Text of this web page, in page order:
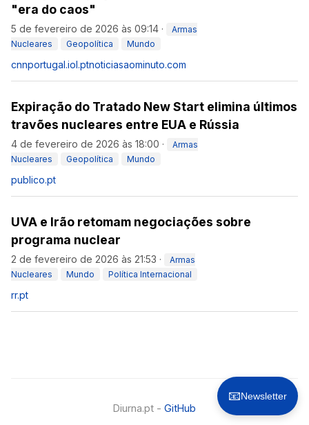
"era do caos"
5 de fevereiro de 2026 às 09:14 ·
Armas
Nucleares
Geopolítica Mundo
cnnportugal.iol.ptnoticiasaominuto.com
Expiração do Tratado New Start elimina últimos
travões nucleares entre EUA e Rússia
4 de fevereiro de 2026 às 18:00 ·
Armas
Nucleares
Geopolítica Mundo
publico.pt
UVA e Irão retomam negociações sobre
programa nuclear
2 de fevereiro de 2026 às 21:53 ·
Armas
Nucleares
Mundo Política Internacional
rr.pt
Diurna.pt - GitHub
📧Newsletter